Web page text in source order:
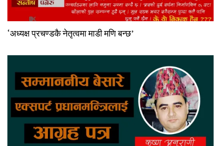
‘अध्यक्ष प्रचण्डकै नेतृत्वमा माडी मणि बन्छ’